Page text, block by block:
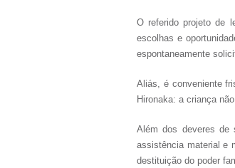
O referido projeto de
escolhas e
espontaneamente
Aliás, é conveniente
Hironaka: a criança
Além dos deveres de
assistência material e
destituição do poder